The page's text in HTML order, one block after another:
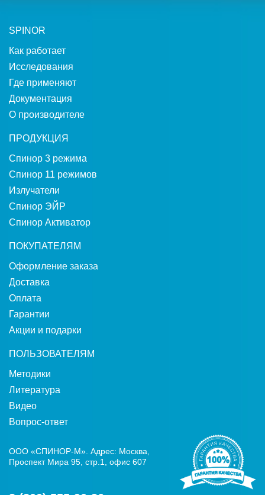
SPINOR
Как работает
Исследования
Где применяют
Документация
О производителе
ПРОДУКЦИЯ
Спинор 3 режима
Спинор 11 режимов
Излучатели
Спинор ЭЙР
Спинор Активатор
ПОКУПАТЕЛЯМ
Оформление заказа
Доставка
Оплата
Гарантии
Акции и подарки
ПОЛЬЗОВАТЕЛЯМ
Методики
Литература
Видео
Вопрос-ответ
ООО «СПИНОР-М». Адрес: Москва,
Проспект Мира 95, стр.1, офис 607